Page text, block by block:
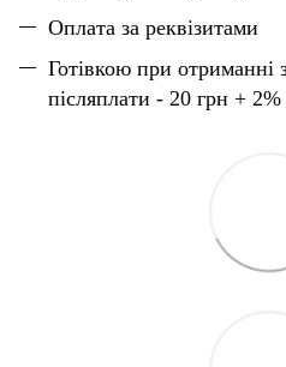
Оплата за реквізитами
Готівкою при
післяплати - 20 грн + 2%